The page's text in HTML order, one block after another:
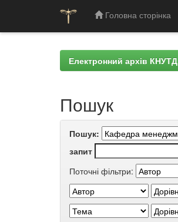
Головна сторінка
Електронний архів КНУТД
Пошук
Пошук:
запит
Поточні фільтри: